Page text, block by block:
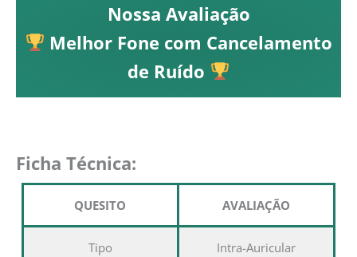
Nossa Avaliação
Melhor Fone com Cancelamento
de Ruído
Ficha Técnica:
QUESITO AVALIAÇÃO
Tipo Intra-Auricular